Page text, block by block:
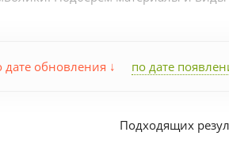
дате обновления по дате
Подходящих